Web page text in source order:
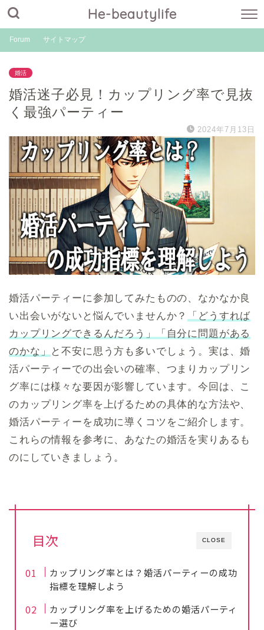
He-beautylife
Forum サイトマップ
婚活
婚活迷子必見！カップリング率で見抜
く最強パーティー
2024年7月13日
婚活パーティーに参加してみたものの、なかなか良
い出会いがないと悩んでいませんか？
「どうすれば
カップリングできるんだろう」「自分に問題がある
のかな」
と不安に思う方も多いでしょう。実は、婚
活パーティーでの出会いの確率、つまりカップリン
グ率には様々な要因が影響しています。今回は、こ
のカップリング率を上げるための具体的な方法や、
婚活パーティーを成功に導くコツをご紹介します。
これらの情報を参考に、あなたの婚活を実りあるも
のにしていきましょう。
CLOSE
目次
カップリング率とは？婚活パーティーの成功
指標を理解しよう
カップリング率を上げるための婚活パーティ
ー選び